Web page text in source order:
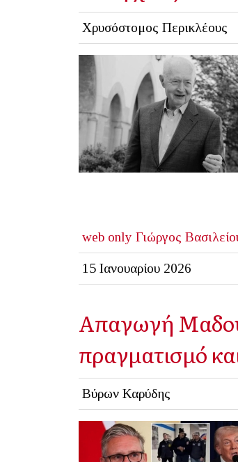
Χρυσόστομος Περικλέους
web only Γιώργος
15 Ιανουαρίου 2026
Απαγωγή
πραγματισμό
Βύρων Καρύδης